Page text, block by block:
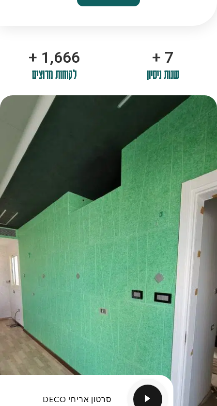
10
+
שנות ניסיון
2,100
+
לקוחות מרוצים
סרטון אריחי DECO